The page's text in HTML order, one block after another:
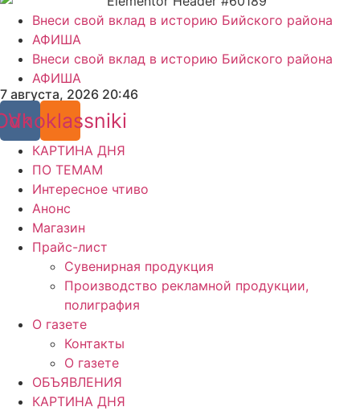
Внеси свой вклад в историю Бийского района
АФИША
Внеси свой вклад в историю Бийского района
АФИША
7 августа, 2026 20:46
Vk
КАРТИНА ДНЯ
ПО ТЕМАМ
Интересное чтиво
Анонс
Магазин
Прайс-лист
Сувенирная продукция
Производство рекламной продукции,
полиграфия
О газете
Контакты
О газете
ОБЪЯВЛЕНИЯ
КАРТИНА ДНЯ